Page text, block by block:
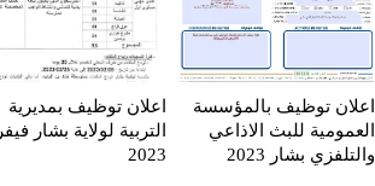
اعلان توظيف بالمؤسسة
العمومية للبث الاذاعي
والتلفزي بشار 2023
اعلان توظيف بمديرية
التربية لولاية بشار
2023